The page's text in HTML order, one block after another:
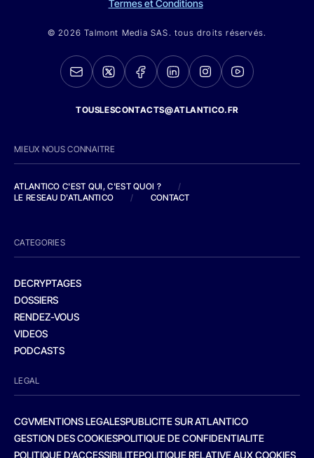
Termes et Conditions
© 2026 Talmont Media SAS. tous droits réservés.
TOUSLESCONTACTS@ATLANTICO.FR
MIEUX NOUS CONNAITRE
ATLANTICO C'EST QUI, C'EST QUOI ?
/
LE RESEAU D'ATLANTICO
/ CONTACT
CATEGORIES
DECRYPTAGES
DOSSIERS
RENDEZ-VOUS
VIDEOS
PODCASTS
LEGAL
CGVMENTIONS LEGALESPUBLICITE SUR ATLANTICO
GESTION DES COOKIESPOLITIQUE DE CONFIDENTIALITE
POLITIQUE D’ACCESSIBILITEPOLITIQUE RELATIVE AUX COOKIES